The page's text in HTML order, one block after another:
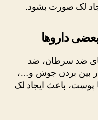
لک صورت بشود.
داروها
ضد سرطان، ضد
از بین بردن جوش و…،
پوست، باعث ایجاد لک